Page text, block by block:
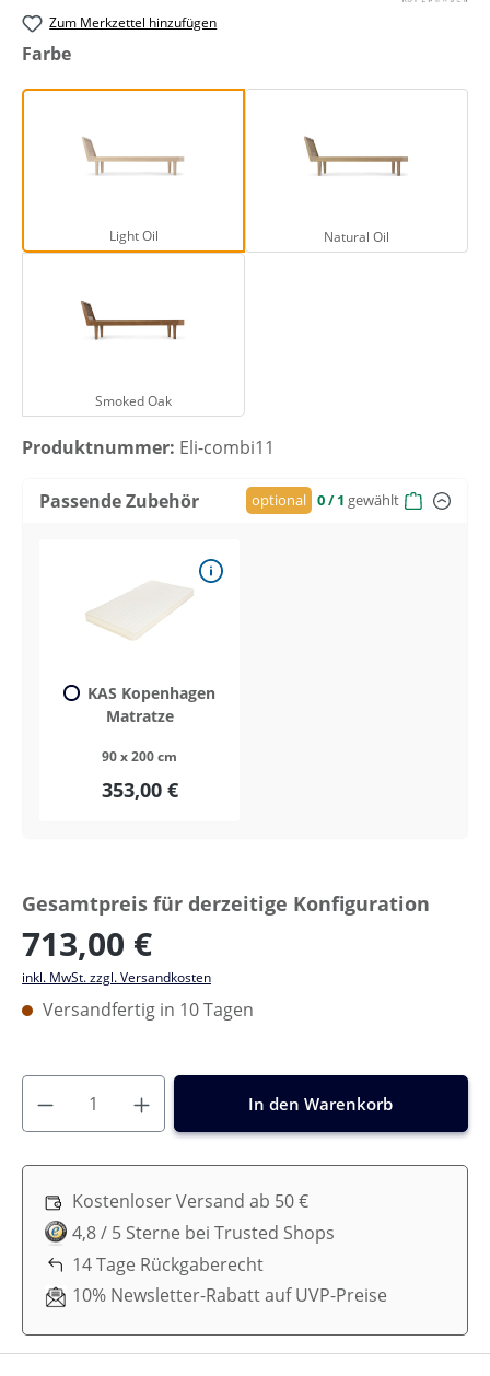
Zum Merkzettel hinzufügen
auswählen
Farbe
Light Oil
Light Oil
Natural Oil
Natural Oil
Smoked Oak
Smoked Oak
Produktnummer: Eli-combi11
Passende Zubehör optional 0/ 1 gewählt
KAS Kopenhagen
Matratze
90 x 200 cm
353,00 €
Gesamtpreis für derzeitige Konfiguration
713,00 €
inkl. MwSt. zzgl. Versandkosten
Versandfertig in 10 Tagen
In den Warenkorb
Kostenloser Versand ab 50 €
4,8 / 5 Sterne bei Trusted Shops
14 Tage Rückgaberecht
10% Newsletter-Rabatt auf UVP-Preise